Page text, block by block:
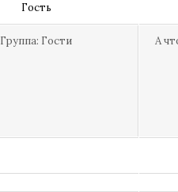
Гость
Группа: Гости А